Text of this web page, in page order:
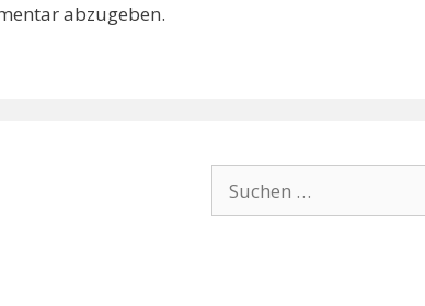
abzugeben.
nach: